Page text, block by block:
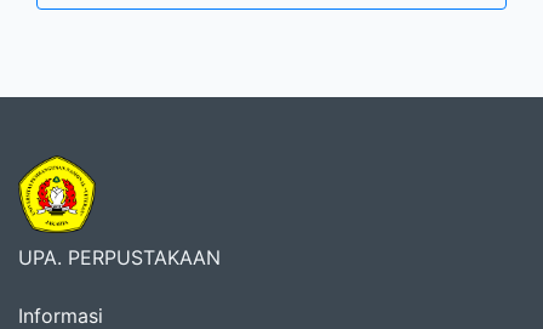
UPA. PERPUSTAKAAN
Informasi